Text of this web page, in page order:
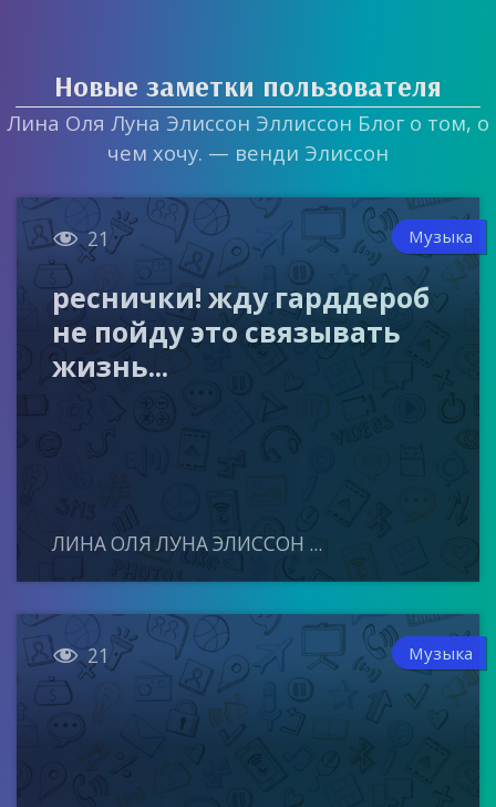
Новые заметки пользователя
Лина Оля Луна Элиссон Эллиссон Блог о том, о
чем хочу. — венди Элиссон
 21 Музыка
реснички! жду гарддероб
не пойду это связывать
жизнь...
ЛИНА ОЛЯ ЛУНА ЭЛИССОН ...
 21 Музыка